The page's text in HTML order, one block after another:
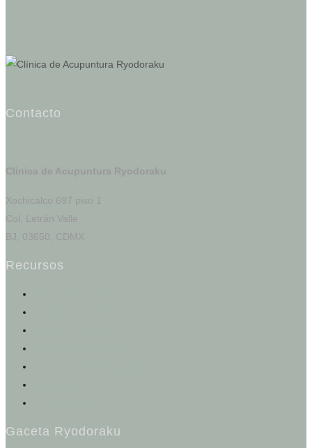
Contacto
Clinica de Acupuntura Ryodoraku
Xochicalco 697 piso 1
Col. Letrán Valle
BJ, 03650, CDMX
Recursos
Gaceta Ryodoraku